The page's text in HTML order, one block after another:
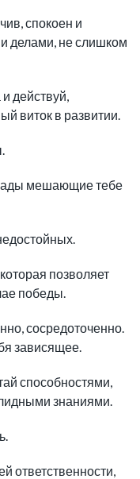
спокоен и
делами, не слишком
действуй,
виток в развитии.
мешающие тебе
позволяет
победы.
сосредоточенно.
зависящее.
способностями,
знаниями.
ответственности,